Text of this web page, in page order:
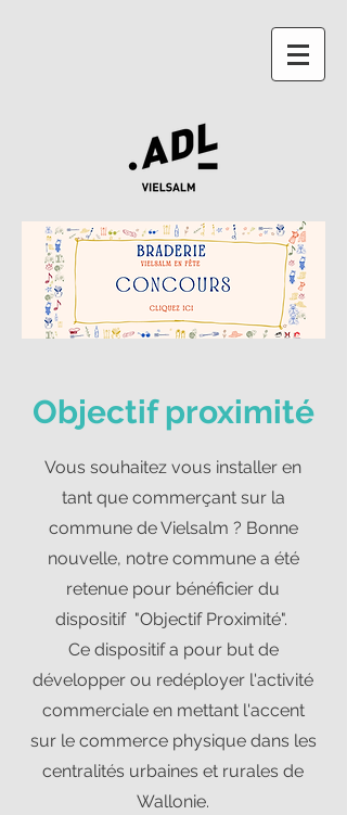
Objectif proximité
Vous souhaitez vous installer en
tant que commerçant sur la
commune de Vielsalm ? Bonne
nouvelle, notre commune a été
retenue pour bénéficier du
dispositif "Objectif Proximité".
Ce dispositif a pour but de
développer ou redéployer l'activité
commerciale en mettant l'accent
sur le commerce physique dans les
centralités urbaines et rurales de
Wallonie.